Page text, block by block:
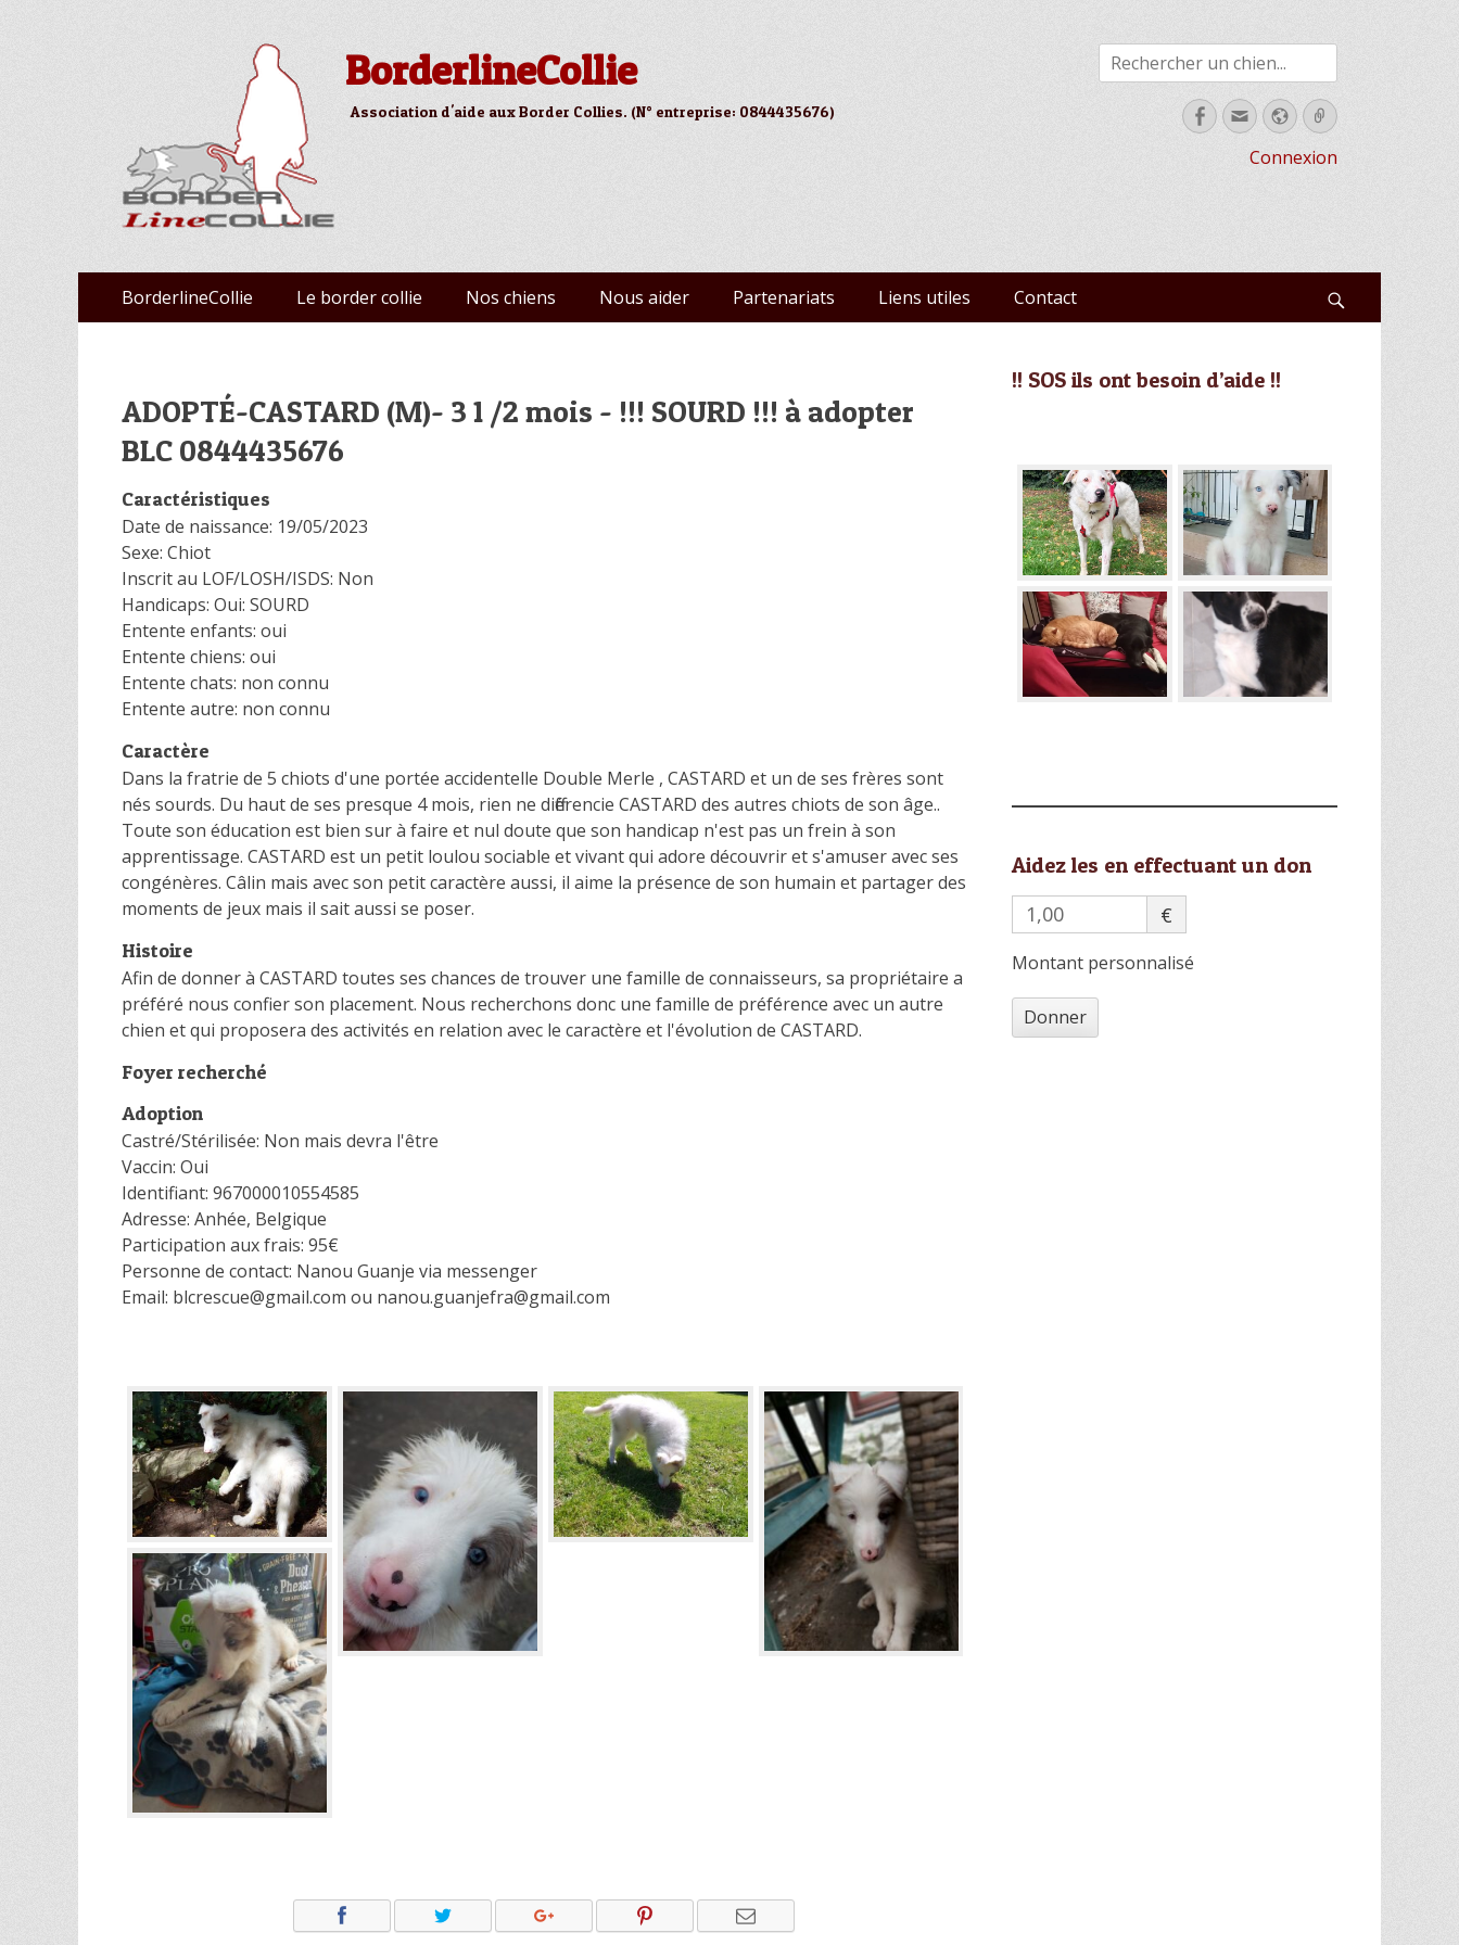
BorderlineCollie
Association d'aide aux Border Collies. (N° entreprise: 0844435676)
Rechercher
Facebook
EmailSite
web
Link
Connexion
Premier menu
BorderlineCollie Le border collie Nos chiens Nous aider Partenariats Liens utiles Contact
ADOPTÉ-CASTARD (M)- 3 1 /2 mois - !!! SOURD !!! à adopter
BLC 0844435676
Caractéristiques
Date de naissance: 19/05/2023
Sexe: Chiot
Inscrit au LOF/LOSH/ISDS: Non
Handicaps: Oui: SOURD
Entente enfants: oui
Entente chiens: oui
Entente chats: non connu
Entente autre: non connu
Caractère
Dans la fratrie de 5 chiots d'une portée accidentelle Double Merle , CASTARD et un de ses frères sont
nés sourds. Du haut de ses presque 4 mois, rien ne différencie CASTARD des autres chiots de son âge..
Toute son éducation est bien sur à faire et nul doute que son handicap n'est pas un frein à son
apprentissage. CASTARD est un petit loulou sociable et vivant qui adore découvrir et s'amuser avec ses
congénères. Câlin mais avec son petit caractère aussi, il aime la présence de son humain et partager des
moments de jeux mais il sait aussi se poser.
Histoire
Afin de donner à CASTARD toutes ses chances de trouver une famille de connaisseurs, sa propriétaire a
préféré nous confier son placement. Nous recherchons donc une famille de préférence avec un autre
chien et qui proposera des activités en relation avec le caractère et l'évolution de CASTARD.
Foyer recherché
Adoption
Castré/Stérilisée: Non mais devra l'être
Vaccin: Oui
Identifiant: 967000010554585
Adresse: Anhée, Belgique
Participation aux frais: 95€
Personne de contact: Nanou Guanje via messenger
Email: blcrescue@gmail.com ou nanou.guanjefra@gmail.com
!! SOS ils ont besoin d’aide !!
Aidez les en effectuant un don
€
Montant personnalisé
Donner